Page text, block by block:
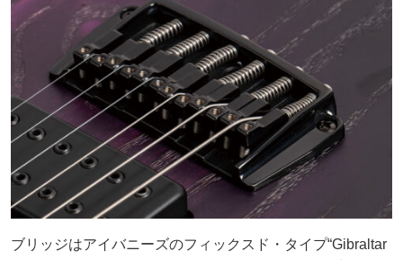
ブリッジはアイバニーズのフィックスド・タイプ“Gibraltar